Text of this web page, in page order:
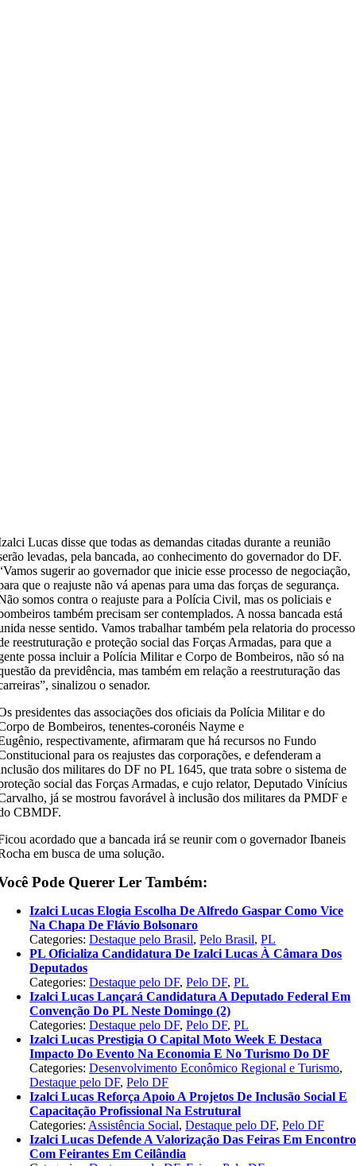
Lucas disse que todas as demandas citadas durante a reunião
levadas, pela bancada, ao conhecimento do governador do DF.
sugerir ao governador que inicie esse processo de negociação,
que o reajuste não vá apenas para uma das forças de segurança.
somos contra o reajuste para a Polícia Civil, mas os policiais e
também precisam ser contemplados. A nossa bancada está
nesse sentido. Vamos trabalhar também pela relatoria do processo
reestruturação e proteção social das Forças Armadas, para que a
possa incluir a Polícia Militar e Corpo de Bombeiros, não só na
da previdência, mas também em relação a reestruturação das
sinalizou o senador.
presidentes das associações dos oficiais da Polícia Militar e do
de Bombeiros, tenentes-coronéis Nayme e
respectivamente, afirmaram que há recursos no Fundo
para os reajustes das corporações, e defenderam a
dos militares do DF no PL 1645, que trata sobre o sistema de
social das Forças Armadas, e cujo relator, Deputado Vinícius
já se mostrou favorável à inclusão dos militares da PMDF e
CBMDF.
acordado que a bancada irá se reunir com o governador Ibaneis
em busca de uma solução.
Pode Querer Ler Também:
Izalci Lucas Elogia Escolha De Alfredo Gaspar Como Vice
Na Chapa De Flávio Bolsonaro
Categories:Destaque pelo Brasil,Pelo Brasil,PL
PL Oficializa Candidatura De Izalci Lucas À Câmara Dos
Deputados
Categories:Destaque pelo DF,Pelo DF,PL
Izalci Lucas Lançará Candidatura A Deputado Federal Em
Convenção Do PL Neste Domingo (2)
Categories:Destaque pelo DF,Pelo DF,PL
Izalci Lucas Prestigia O Capital Moto Week E Destaca
Impacto Do Evento Na Economia E No Turismo Do DF
Categories:Desenvolvimento Econômico Regional e Turismo,
Destaque pelo DF,Pelo DF
Izalci Lucas Reforça Apoio A Projetos De Inclusão Social E
Capacitação Profissional Na Estrutural
Categories: Assistência Social,Destaque pelo DF,Pelo DF
Izalci Lucas Defende A Valorização Das Feiras Em Encontro
Com Feirantes Em Ceilândia